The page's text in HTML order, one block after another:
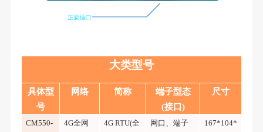
大类型号
具体型
号
网络 简称
端子型态
(接口)
尺寸
CM550-
4G全网
4G RTU(全
网口、端子
167*104*